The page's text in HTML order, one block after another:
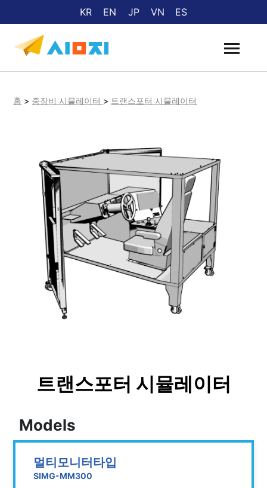
KR EN JP VN ES
홈 > 중장비 시뮬레이터 > 트랜스포터 시뮬레이터
트랜스포터 시뮬레이터
Models
멀티모니터타입
SIMG-MM300